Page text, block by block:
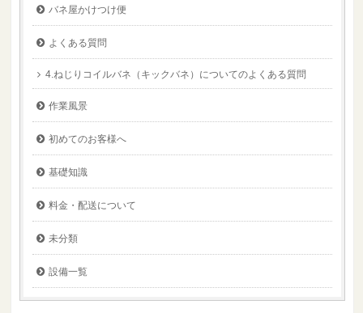
バネ屋かけつけ便
よくある質問
4.ねじりコイルバネ（キックバネ）についてのよくある質問
作業風景
初めてのお客様へ
基礎知識
料金・配送について
未分類
設備一覧